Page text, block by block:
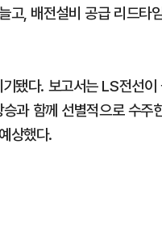
고, 배전설비 공급 리드타
됐다. 보고서는 LS전선
과 함께 선별적으로 수주
상했다.